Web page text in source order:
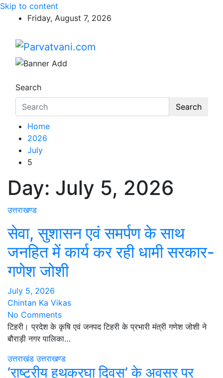
Skip to content
Friday, August 7, 2026
Parvatvani.com
न्यूज़ पोर्टल
Search
Search
Home
2026
July
5
Day: July 5, 2026
उत्तराखण्ड
सेवा, सुशासन एवं समर्पण के साथ
जनहित में कार्य कर रही धामी सरकार-
गणेश जोशी
July 5, 2026
Chintan Ka Vikas
No Comments
टिहरी। प्रदेश के कृषि एवं जनपद टिहरी के प्रभारी मंत्री गणेश जोशी ने
बौराड़ी नगर पालिका…
उत्तराखंड उत्तराखण्ड
‘राष्ट्रीय हथकरघा दिवस’ के अवसर पर